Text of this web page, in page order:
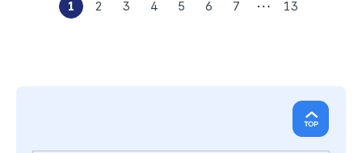
1 2 3 4 5 6 7 13